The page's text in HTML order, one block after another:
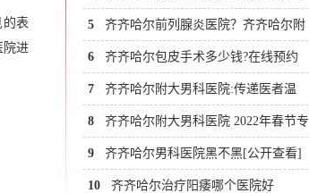
表
院进
尔附大男科医院
5 齐齐哈尔前列腺炎医院？齐齐哈尔附
大男科医院
6 齐齐哈尔包皮手术多少钱?在线预约
7 齐齐哈尔附大男科医院:传递医者温
度,助力男性重获健康
8 齐齐哈尔附大男科医院 2022年春节专
家不休照常接诊
9 齐齐哈尔男科医院黑不黑[公开查看]
齐齐哈尔看阳痿去哪家医院好
10 齐齐哈尔治疗阳痿哪个医院好